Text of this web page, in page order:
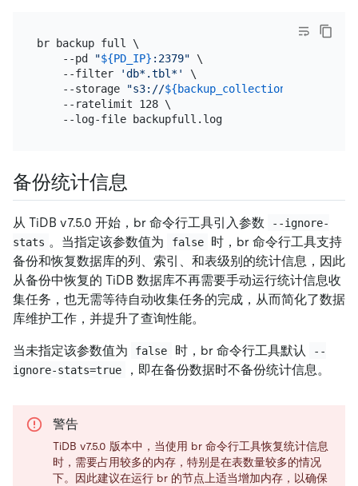
br backup full \
    --pd
"${PD_IP} :2379" \
    --filter
'db*.tbl*'
\
    --storage
"s3://${backup_collection_addr}
    --ratelimit 128 \
    --log-file backupfull.log
备份统计信息
从 TiDB v7.5.0 开始，br 命令行工具引入参数
--ignore-
stats 。当指定该参数值为 false
时，br 命令行工具支持
备份和恢复数据库的列、索引、和表级别的统计信息，因此
从备份中恢复的 TiDB 数据库不再需要手动运行统计信息收
集任务，也无需等待自动收集任务的完成，从而简化了数据
库维护工作，并提升了查询性能。
当未指定该参数值为 false 时，br 命令行工具默认
--
ignore-stats=true
，即在备份数据时不备份统计信息。
警告
TiDB v7.5.0 版本中，当使用 br 命令行工具恢复统计信息
时，需要占用较多的内存，特别是在表数量较多的情况
下。因此建议在运行 br 的节点上适当增加内存，以确保